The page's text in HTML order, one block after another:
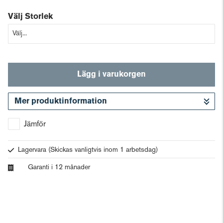
Välj Storlek
Lägg i varukorgen
Mer produktinformation
Jämför
Lagervara (Skickas vanligtvis inom 1 arbetsdag)
Garanti i 12 månader